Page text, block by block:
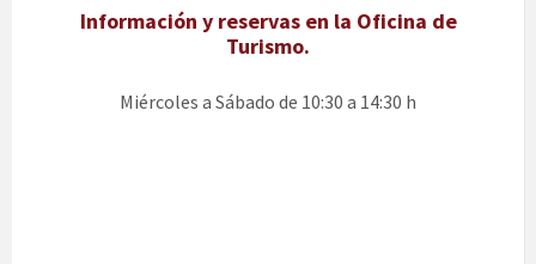
Información y reservas en la Oficina de
Turismo.
Miércoles a Sábado de 10:30 a 14:30 h